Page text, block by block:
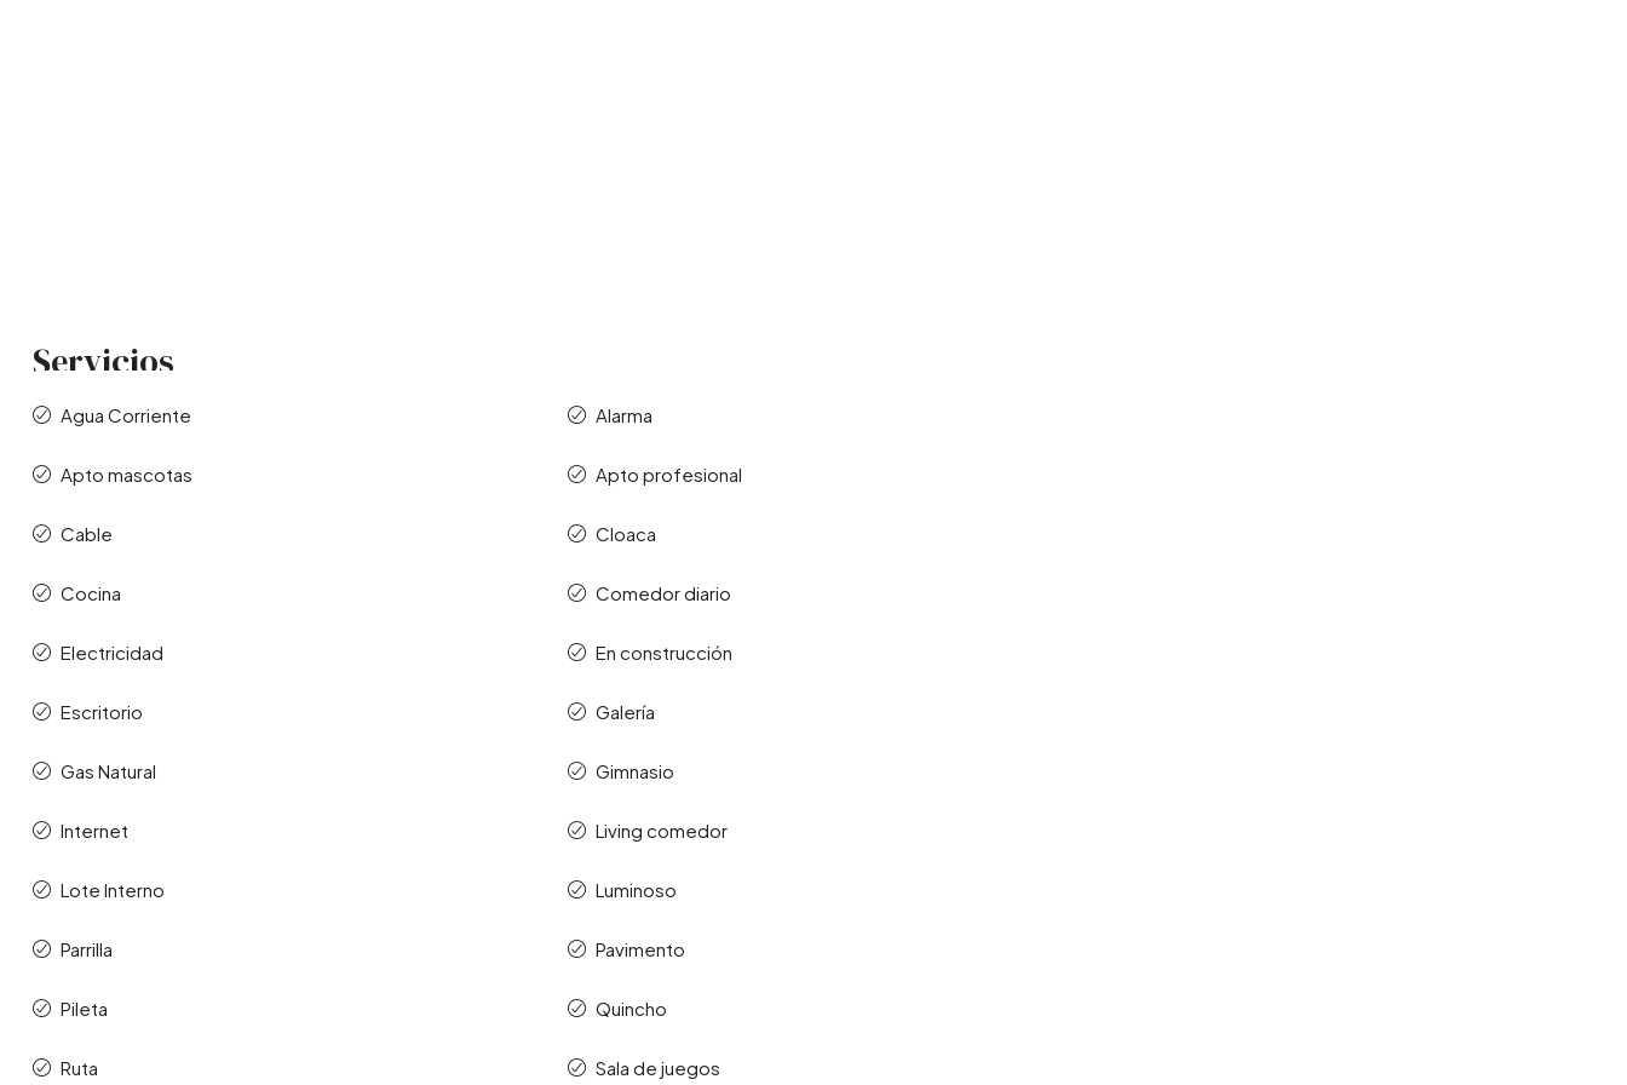
Servicios
Agua Corriente Alarma
Apto mascotas Apto profesional
Cable Cloaca
Cocina Comedor diario
Electricidad En construcción
Escritorio Galería
Gas Natural Gimnasio
Internet Living comedor
Lote Interno Luminoso
Parrilla Pavimento
Pileta Quincho
Ruta Sala de juegos